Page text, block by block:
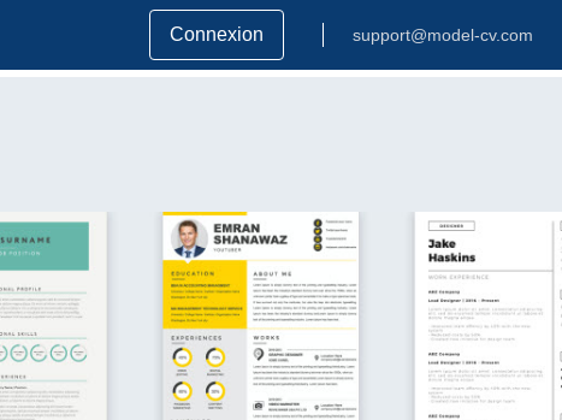
Connexion support@model-cv.com